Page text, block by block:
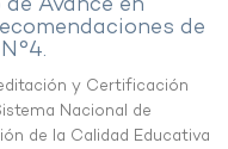
de
y Certificación
Nacional de
de la Calidad Educativa